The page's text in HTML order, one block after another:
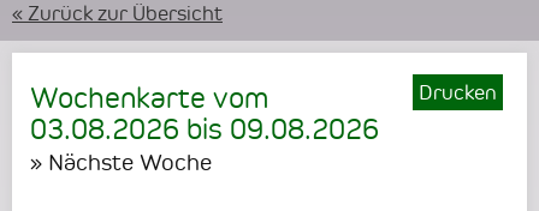
« Zurück zur Übersicht
Drucken
Wochenkarte vom
03.08.2026 bis 09.08.2026
» Nächste Woche